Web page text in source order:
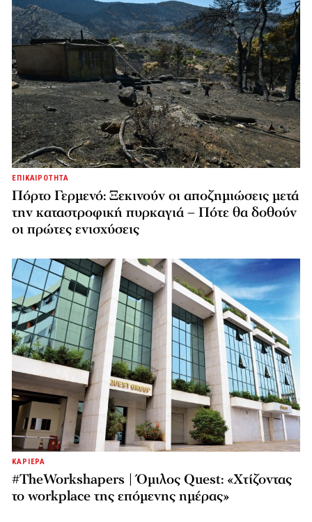
ΕΠΙΚΑΙΡΟΤΗΤΑ
Πόρτο Γερμενό: Ξεκινούν οι αποζημιώσεις μετά
την καταστροφική πυρκαγιά – Πότε θα δοθούν
οι πρώτες ενισχύσεις
ΚΑΡΙΕΡΑ
#TheWorkshapers | Όμιλος Quest: «Χτίζοντας
το workplace της επόμενης ημέρας»